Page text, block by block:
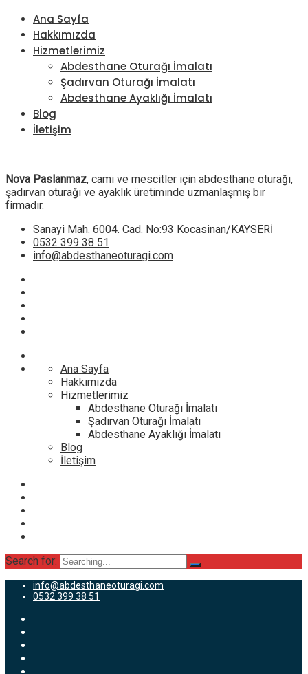
Ana Sayfa
Hakkımızda
Hizmetlerimiz
Abdesthane Oturağı İmalatı
Şadırvan Oturağı İmalatı
Abdesthane Ayaklığı İmalatı
Blog
İletişim
Nova Paslanmaz, cami ve mescitler için abdesthane oturağı,
şadırvan oturağı ve ayaklık üretiminde uzmanlaşmış bir
firmadır.
Sanayi Mah. 6004. Cad. No:93 Kocasinan/KAYSERİ
0532 399 38 51
info@abdesthaneoturagi.com
Ana Sayfa
Hakkımızda
Hizmetlerimiz
Abdesthane Oturağı İmalatı
Şadırvan Oturağı İmalatı
Abdesthane Ayaklığı İmalatı
Blog
İletişim
Search for:
info@abdesthaneoturagi.com
0532 399 38 51